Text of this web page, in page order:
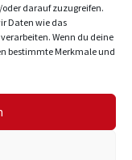
darauf zuzugreifen.
Daten wie das
Wenn du deine
bestimmte Merkmale und